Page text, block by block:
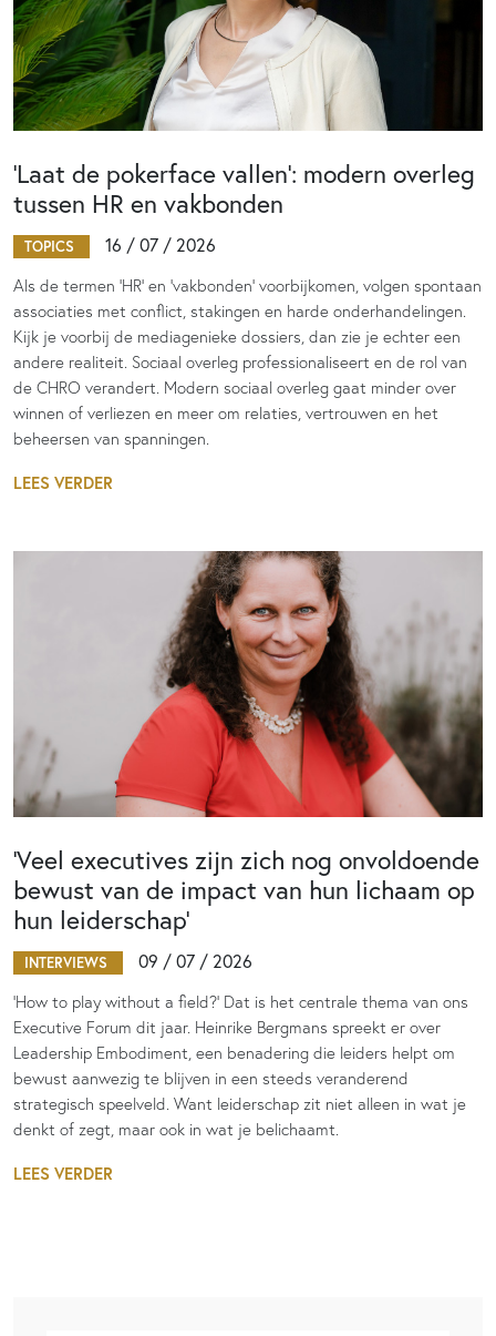
‘Laat de pokerface vallen’: modern overleg
tussen HR en vakbonden
TOPICS 16 / 07 / 2026
Als de termen 'HR' en 'vakbonden' voorbijkomen, volgen spontaan
associaties met conflict, stakingen en harde onderhandelingen.
Kijk je voorbij de mediagenieke dossiers, dan zie je echter een
andere realiteit. Sociaal overleg professionaliseert en de rol van
de CHRO verandert. Modern sociaal overleg gaat minder over
winnen of verliezen en meer om relaties, vertrouwen en het
beheersen van spanningen.
LEES VERDER
‘Veel executives zijn zich nog onvoldoende
bewust van de impact van hun lichaam op
hun leiderschap’
INTERVIEWS 09 / 07 / 2026
‘How to play without a field?’ Dat is het centrale thema van ons
Executive Forum dit jaar. Heinrike Bergmans spreekt er over
Leadership Embodiment, een benadering die leiders helpt om
bewust aanwezig te blijven in een steeds veranderend
strategisch speelveld. Want leiderschap zit niet alleen in wat je
denkt of zegt, maar ook in wat je belichaamt.
LEES VERDER